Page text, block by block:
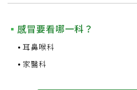
感冒要看哪一科？
耳鼻喉科
家醫科